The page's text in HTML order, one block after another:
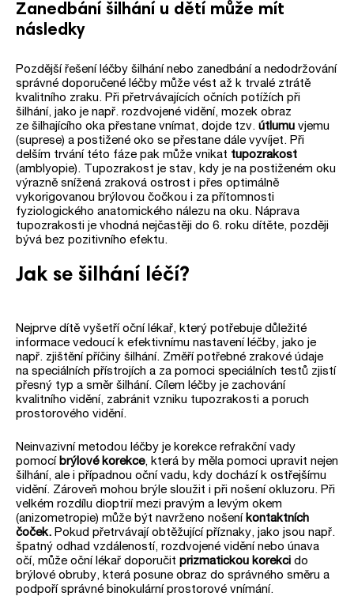
Zanedbání šilhání u dětí může mít
následky
Pozdější řešení léčby šilhání nebo zanedbání a nedodržování
správné doporučené léčby může vést až k trvalé ztrátě
kvalitního zraku. Při přetrvávajících očních potížích při
šilhání, jako je např. rozdvojené vidění, mozek obraz
ze šilhajícího oka přestane vnímat, dojde tzv. útlumu vjemu
(suprese) a postižené oko se přestane dále vyvíjet. Při
delším trvání této fáze pak může vnikat tupozrakost
(amblyopie). Tupozrakost je stav, kdy je na postiženém oku
výrazně snížená zraková ostrost i přes optimálně
vykorigovanou brýlovou čočkou i za přítomnosti
fyziologického anatomického nálezu na oku. Náprava
tupozrakosti je vhodná nejčastěji do 6. roku dítěte, později
bývá bez pozitivního efektu.
Jak se šilhání léčí?
Nejprve dítě vyšetří oční lékař, který potřebuje důležité
informace vedoucí k efektivnímu nastavení léčby, jako je
např. zjištění příčiny šilhání. Změří potřebné zrakové údaje
na speciálních přístrojích a za pomoci speciálních testů zjistí
přesný typ a směr šilhání. Cílem léčby je zachování
kvalitního vidění, zabránit vzniku tupozrakosti a poruch
prostorového vidění.
Neinvazivní metodou léčby je korekce refrakční vady
pomocíbrýlové korekce, která by měla pomoci upravit nejen
šilhání, ale i případnou oční vadu, kdy dochází k ostřejšímu
vidění. Zároveň mohou brýle sloužit i při nošení okluzoru. Při
velkém rozdílu dioptrií mezi pravým a levým okem
(anizometropie) může být navrženo nošeníkontaktních
čoček. Pokud přetrvávají obtěžující příznaky, jako jsou např.
špatný odhad vzdáleností, rozdvojené vidění nebo únava
očí, může oční lékař doporučit prizmatickou korekci do
brýlové obruby, která posune obraz do správného směru a
podpoří správné binokulární prostorové vnímání.